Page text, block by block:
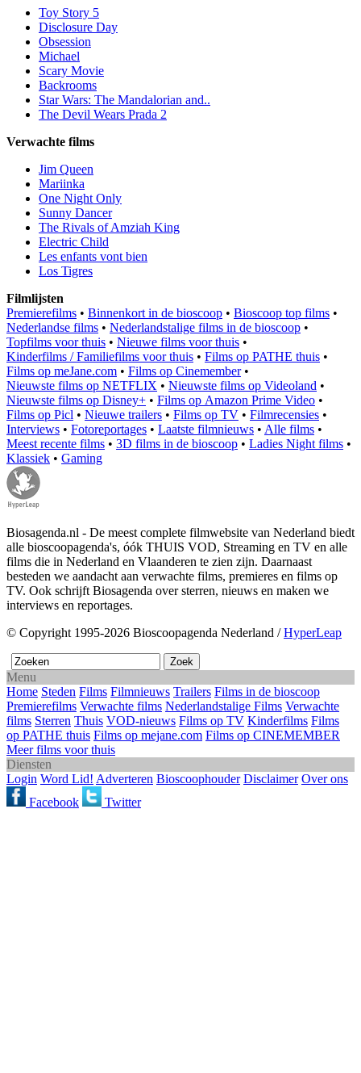
Toy Story 5
Disclosure Day
Obsession
Michael
Scary Movie
Backrooms
Star Wars: The Mandalorian and..
The Devil Wears Prada 2
Verwachte films
Jim Queen
Mariinka
One Night Only
Sunny Dancer
The Rivals of Amziah King
Electric Child
Les enfants vont bien
Los Tigres
Filmlijsten
Premierefilms • Binnenkort in de bioscoop • Bioscoop top films •
Nederlandse films • Nederlandstalige films in de bioscoop •
Topfilms voor thuis • Nieuwe films voor thuis •
Kinderfilms / Familiefilms voor thuis • Films op PATHE thuis •
Films op meJane.com • Films op Cinemember•
Nieuwste films op NETFLIX • Nieuwste films op Videoland •
Nieuwste films op Disney+ • Films op Amazon Prime Video •
Films op Picl • Nieuwe trailers • Films op TV • Filmrecensies •
Interviews • Fotoreportages • Laatste filmnieuws • Alle films •
Meest recente films • 3D films in de bioscoop • Ladies Night films •
Klassiek • Gaming
Biosagenda.nl - De meest complete filmwebsite van Nederland biedt
alle bioscoopagenda's, óók THUIS VOD, Streaming en TV en alle
films die in Nederland en Vlaanderen te zien zijn. Daarnaast
besteden we aandacht aan verwachte films, premieres en films op
TV. Ook schrijft Biosagenda over sterren, nieuws en maken we
interviews en reportages.
© Copyright 1995-2026 Bioscoopagenda Nederland /HyperLeap
Menu
Home Steden Films Filmnieuws Trailers Films in de bioscoop
Premierefilms Verwachte films Nederlandstalige Films Verwachte
films Sterren Thuis VOD-nieuws Films op TV Kinderfilms Films
op PATHE thuis Films op mejane.com Films op CINEMEMBER
Meer films voor thuis
Diensten
Login Word Lid! Adverteren Bioscoophouder Disclaimer Over ons
Facebook
Twitter